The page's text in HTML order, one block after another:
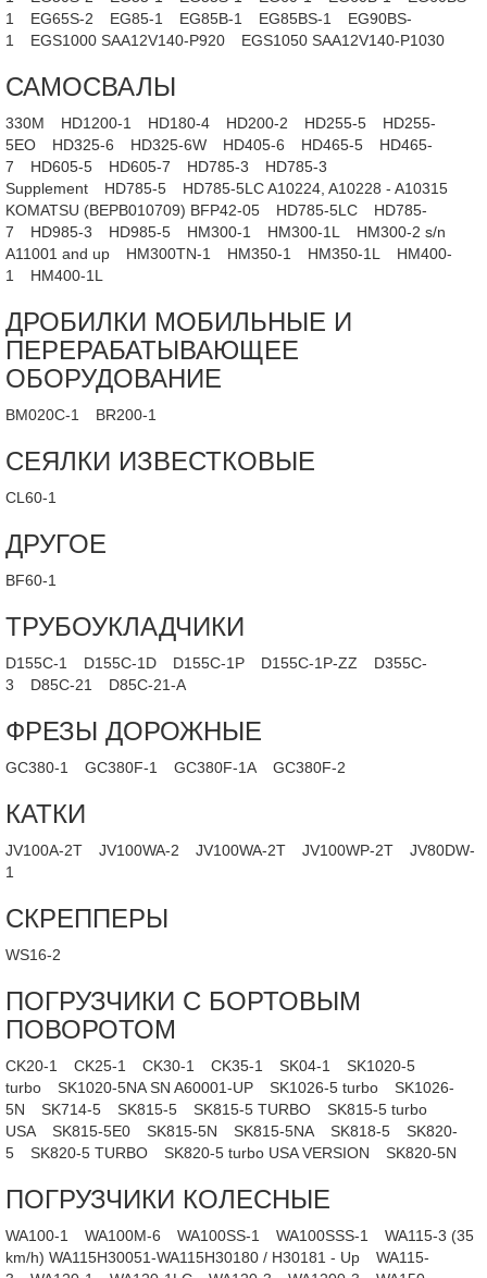
1
EG65S-2 EG85-1 EG85B-1 EG85BS-1
EG90BS-
1
EGS1000 SAA12V140-P920 EGS1050 SAA12V140-P1030
САМОСВАЛЫ
330M HD1200-1 HD180-4 HD200-2 HD255-5
HD255-
5EO
HD325-6 HD325-6W HD405-6 HD465-5
HD465-
7
HD605-5 HD605-7 HD785-3
HD785-3
Supplement
HD785-5
HD785-5LC A10224, A10228 - A10315
KOMATSU (BEPB010709) BFP42-05
HD785-5LC
HD785-
7
HD985-3 HD985-5 HM300-1 HM300-1L
HM300-2 s/n
A11001 and up
HM300TN-1 HM350-1 HM350-1L
HM400-
1
HM400-1L
ДРОБИЛКИ МОБИЛЬНЫЕ И
ПЕРЕРАБАТЫВАЮЩЕЕ
ОБОРУДОВАНИЕ
BM020C-1 BR200-1
СЕЯЛКИ ИЗВЕСТКОВЫЕ
CL60-1
ДРУГОЕ
BF60-1
ТРУБОУКЛАДЧИКИ
D155C-1 D155C-1D D155C-1P D155C-1P-ZZ
D355C-
3
D85C-21 D85C-21-A
ФРЕЗЫ ДОРОЖНЫЕ
GC380-1 GC380F-1 GC380F-1A GC380F-2
КАТКИ
JV100A-2T JV100WA-2 JV100WA-2T JV100WP-2T
JV80DW-
1
СКРЕППЕРЫ
WS16-2
ПОГРУЗЧИКИ С БОРТОВЫМ
ПОВОРОТОМ
CK20-1 CK25-1 CK30-1 CK35-1 SK04-1
SK1020-5
turbo
SK1020-5NA SN A60001-UP SK1026-5 turbo
SK1026-
5N
SK714-5 SK815-5 SK815-5 TURBO
SK815-5 turbo
USA
SK815-5E0 SK815-5N SK815-5NA SK818-5
SK820-
5
SK820-5 TURBO SK820-5 turbo USA VERSION SK820-5N
ПОГРУЗЧИКИ КОЛЕСНЫЕ
WA100-1 WA100M-6 WA100SS-1 WA100SSS-1
WA115-3 (35
km/h) WA115H30051-WA115H30180 / H30181 - Up
WA115-